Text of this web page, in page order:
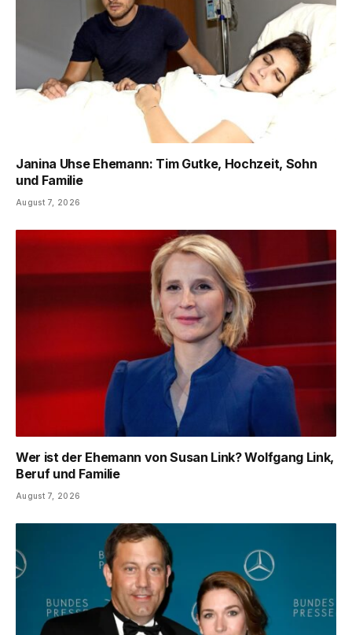
Janina Uhse Ehemann: Tim Gutke, Hochzeit, Sohn
und Familie
August 7, 2026
Wer ist der Ehemann von Susan Link? Wolfgang Link,
Beruf und Familie
August 7, 2026